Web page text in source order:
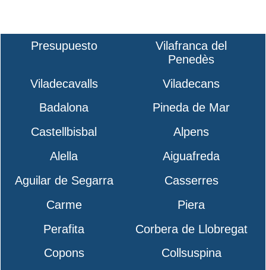
Presupuesto
Vilafranca del
Penedès
Viladecavalls
Viladecans
Badalona
Pineda de Mar
Castellbisbal
Alpens
Alella
Aiguafreda
Aguilar de Segarra
Casserres
Carme
Piera
Perafita
Corbera de Llobregat
Copons
Collsuspina